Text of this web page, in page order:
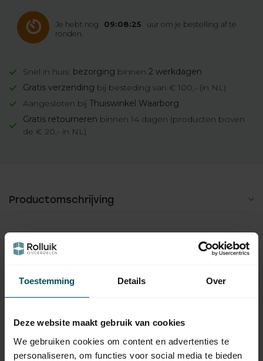
Toestemming Details Over
Deze website maakt gebruik van cookies
We gebruiken cookies om content en advertenties te
personaliseren, om functies voor social media te bieden
Je hebt nog 09:08:24
uur om je bestelling af te
ronden.
Snel in huis: bezorging binnen 2 werkdagen
Gratis verzending bij besteding van € 100,- (in NL)
Aangesloten bij Thuiswinkel Waarborg
Gratis retourneren binnen 14 dagen (producten boven
de € 20,- in NL)
Productomschrijving
Hulp nodig bij het maken van een
Vraag het de expert